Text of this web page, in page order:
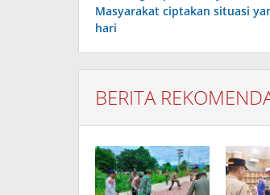
Masyarakat ciptakan situasi
hari
BERITA